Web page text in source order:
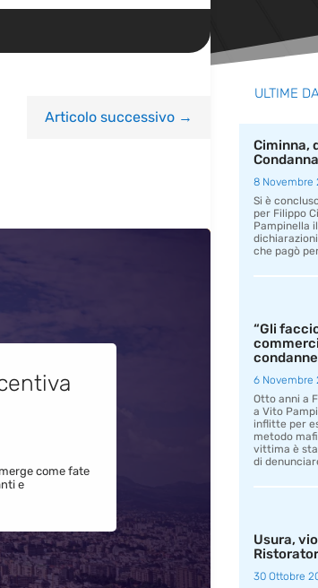
Articolo successivo→
come fate
e
ULTIME
Ciminna,
8 Novembre
Si è
per Filippo
Pampinella
che pagò
“Gli
condanne
6 Novembre
Otto anni a
a Vito
inflitte per
metodo
vittima è
di
Usura,
30 Ottobre